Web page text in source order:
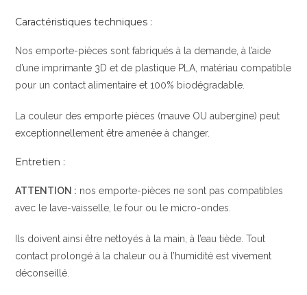
Caractéristiques techniques :
Nos emporte-pièces sont fabriqués à la demande, à l’aide
d’une imprimante 3D et de plastique PLA, matériau compatible
pour un contact alimentaire et 100% biodégradable.
La couleur des emporte pièces (mauve OU aubergine) peut
exceptionnellement être amenée à changer.
Entretien :
ATTENTION : nos emporte-pièces ne sont pas compatibles
avec le lave-vaisselle, le four ou le micro-ondes.
Ils doivent ainsi être nettoyés à la main, à l’eau tiède. Tout
contact prolongé à la chaleur ou à l’humidité est vivement
déconseillé.